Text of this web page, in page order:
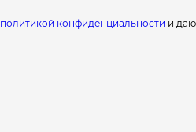
политикой конфиденциальности и